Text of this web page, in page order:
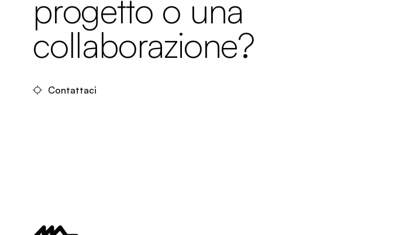
progetto o una
collaborazione?
Contattaci